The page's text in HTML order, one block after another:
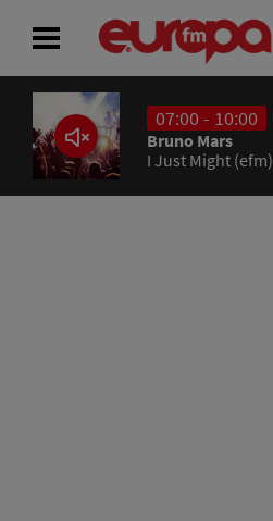
07:00 - 10:00
Bruno Mars
I Just Might (efm)
ACASĂ
ȘTIRI